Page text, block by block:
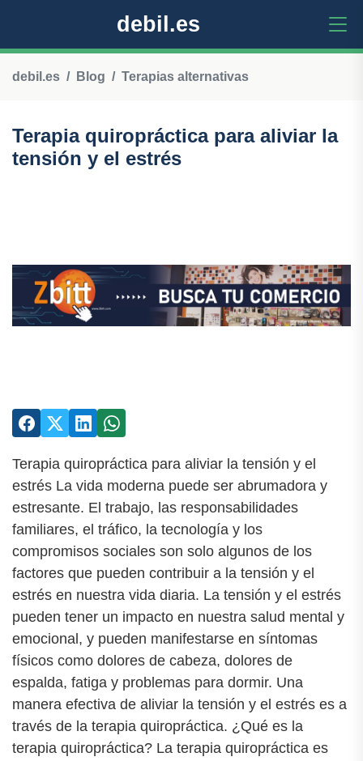
debil.es
debil.es Blog Terapias alternativas
Terapia quiropráctica para aliviar la
tensión y el estrés
Terapia quiropráctica para aliviar la tensión y el
estrés La vida moderna puede ser abrumadora y
estresante. El trabajo, las responsabilidades
familiares, el tráfico, la tecnología y los
compromisos sociales son solo algunos de los
factores que pueden contribuir a la tensión y el
estrés en nuestra vida diaria. La tensión y el estrés
pueden tener un impacto en nuestra salud mental y
emocional, y pueden manifestarse en síntomas
físicos como dolores de cabeza, dolores de
espalda, fatiga y problemas para dormir. Una
manera efectiva de aliviar la tensión y el estrés es a
través de la terapia quiropráctica. ¿Qué es la
terapia quiropráctica? La terapia quiropráctica es